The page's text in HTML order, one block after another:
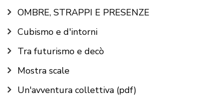
OMBRE, STRAPPI E PRESENZE
Cubismo e d'intorni
Tra futurismo e decò
Mostra scale
Un'avventura collettiva (pdf)